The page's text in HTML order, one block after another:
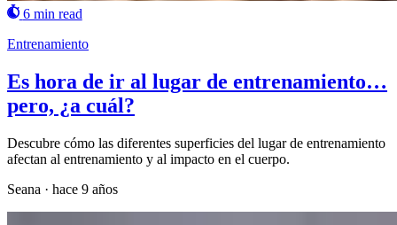
6 min read
Entrenamiento
Es hora de ir al lugar de entrenamiento…
pero, ¿a cuál?
Descubre cómo las diferentes superficies del lugar de entrenamiento
afectan al entrenamiento y al impacto en el cuerpo.
Seana · hace 9 años